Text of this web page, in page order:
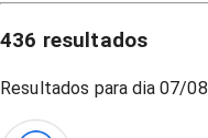
436 resultados
Resultados para dia07/08